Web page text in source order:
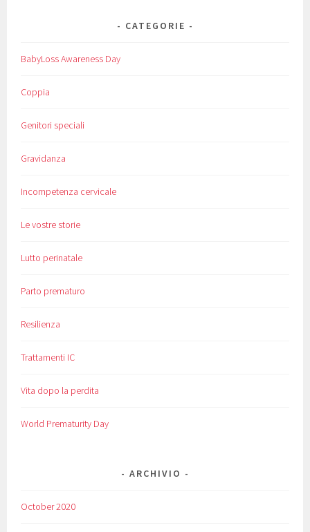
CATEGORIE
BabyLoss Awareness Day
Coppia
Genitori speciali
Gravidanza
Incompetenza cervicale
Le vostre storie
Lutto perinatale
Parto prematuro
Resilienza
Trattamenti IC
Vita dopo la perdita
World Prematurity Day
ARCHIVIO
October 2020